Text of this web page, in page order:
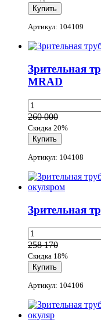
Артикул: 104109
Зрительная
MRAD
260 000
Скидка 20%
Артикул: 104108
Зрительная
258 170
Скидка 18%
Артикул: 104106